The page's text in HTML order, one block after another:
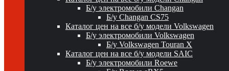
Б/у электромобили Changan
Б/у Changan CS75
Каталог цен на все б/у модели Volkswagen
Б/у электромобили Volkswagen
Б/у Volkswagen Touran X
Каталог цен на все б/у модели SAIC
Б/у электромобили Roewe